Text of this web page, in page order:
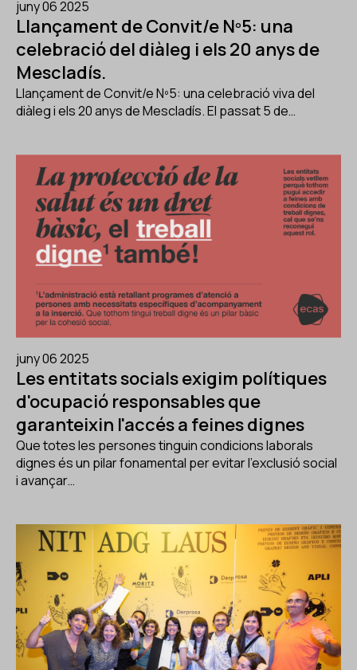
juny 06 2025
Llançament de Convit/e Nº5: una
celebració del diàleg i els 20 anys de
Mescladís.
Llançament de Convit/e Nº5: una celebració viva del
diàleg i els 20 anys de Mescladís. El passat 5 de…
juny 06 2025
Les entitats socials exigim polítiques
d'ocupació responsables que
garanteixin l'accés a feines dignes
Que totes les persones tinguin condicions laborals
dignes és un pilar fonamental per evitar l'exclusió social
i avançar…